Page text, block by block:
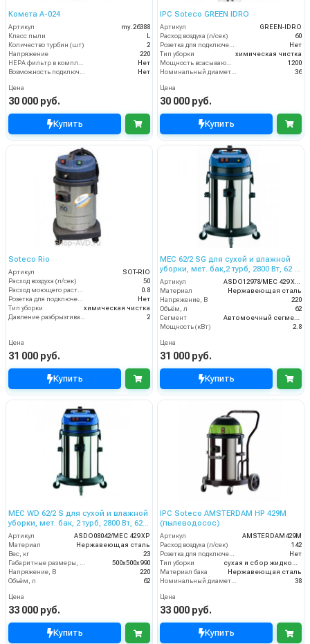
Комета A-024
Артикул
my.26388
Класс пыли
Количество турбин (шт)
2
Напряжение
220
Нет
Нет
Цена
30 000 руб.
Купить
IPC Soteco GREEN IDRO
Артикул
GREEN-IDRO
Расход воздуха (л/сек)
60
Нет
Тип уборки
химическая чистка
1200
36
Цена
30 000 руб.
Купить
Soteco Rio
Артикул
SOT-RIO
Расход воздуха (л/сек)
50
0.8
Нет
Тип уборки
химическая чистка
2
Цена
31 000 руб.
Купить
MEC 62/2 SG для сухой и влажной
уборки, мет. бак,2 турб, 2800 Вт, 62 л.
гараж.компл.
Артикул
Материал
Нержавеющая сталь
Напряжение, В
220
Объём, л
62
Сегмент
Мощность (кВт)
2.8
Цена
31 000 руб.
Купить
MEC WD 62/2 S для сухой и влажной
уборки, мет. бак, 2 турб, 2800 Вт, 62
л.полн. компл.
Артикул
ASDO08042/MEC 429 XP
Материал
Нержавеющая сталь
Вес, кг
23
Габаритные размеры, мм
500х500х990
Напряжение, В
220
Объём, л
62
Цена
33 000 руб.
Купить
IPC Soteco AMSTERDAM HP 429M
(пылеводосос)
Артикул
AMSTERDAM429M
Расход воздуха (л/сек)
142
Розетка для подключения инструмента
Нет
Тип уборки
сухая и сбор жидкостей
Материал бака
Нержавеющая сталь
Номинальный диаметр принадлежностей (мм)
38
Цена
33 000 руб.
Купить